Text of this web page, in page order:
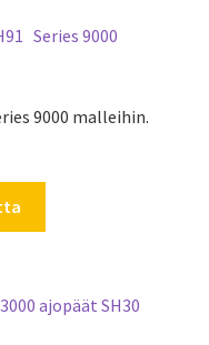
9000 malleihin.